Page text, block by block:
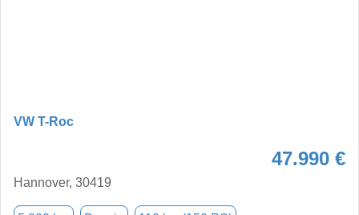
VW T-Roc
47.990 €
Hannover, 30419